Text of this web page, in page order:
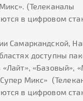
(Телеканалы
в цифровом
Самаркандской,
доступны
«Лайт», «Базовый»,
Микс»
в цифровом